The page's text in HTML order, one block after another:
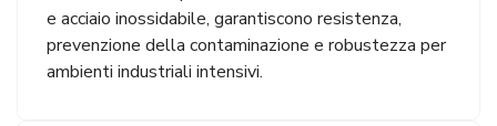
e acciaio inossidabile, garantiscono resistenza,
prevenzione della contaminazione e robustezza per
ambienti industriali intensivi.